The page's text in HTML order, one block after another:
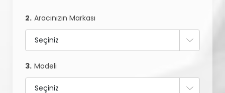
2. Aracınızın Markası
3. Modeli